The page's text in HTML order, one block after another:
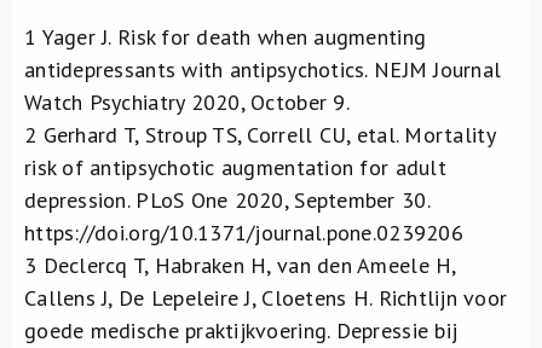
1 Yager J. Risk for death when augmenting
antidepressants with antipsychotics. NEJM Journal
Watch Psychiatry 2020, October 9.
2 Gerhard T, Stroup TS, Correll CU, etal. Mortality
risk of antipsychotic augmentation for adult
depression. PLoS One 2020, September 30.
https://doi.org/10.1371/journal.pone.0239206
3 Declercq T, Habraken H, van den Ameele H,
Callens J, De Lepeleire J, Cloetens H. Richtlijn voor
goede medische praktijkvoering. Depressie bij